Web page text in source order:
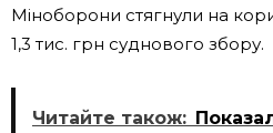
Міноборони стягнули на
1,3 тис. грн суднового збору.
Читайте також: